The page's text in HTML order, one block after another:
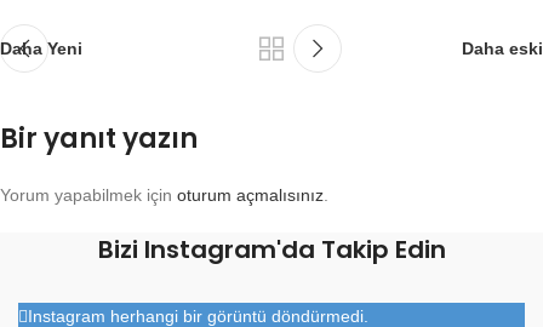
Daha Yeni Daha eski
Bir yanıt yazın
Yorum yapabilmek için oturum açmalısınız
Bizi Instagram'da Takip Edin
Instagram herhangi bir görüntü döndürmedi.